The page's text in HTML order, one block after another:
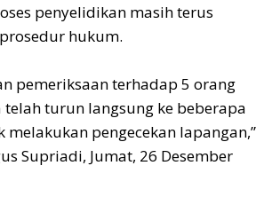
penyelidikan masih terus
hukum.
pemeriksaan terhadap 5 orang
telah turun langsung ke beberapa
pengecekan lapangan,”
Supriadi, Jumat, 26 Desember